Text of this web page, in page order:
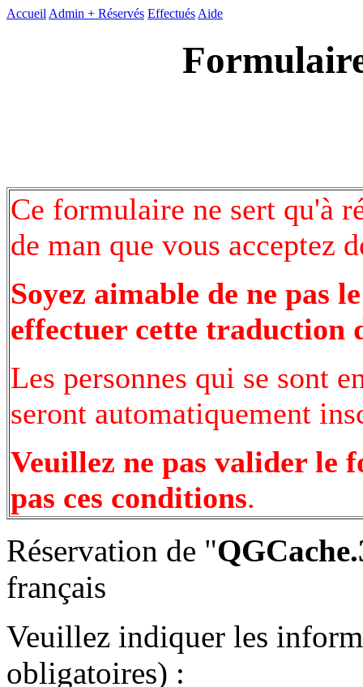
Accueil Admin + Réservés Effectués Aide
Ce formulaire ne sert qu'à
de man que vous acceptez
Soyez aimable de ne pas
effectuer cette traduction
Les personnes qui se sont
seront automatiquement
Veuillez ne pas valider le
pas ces conditions.
Réservation de "
français
Veuillez indiquer les
obligatoires) :